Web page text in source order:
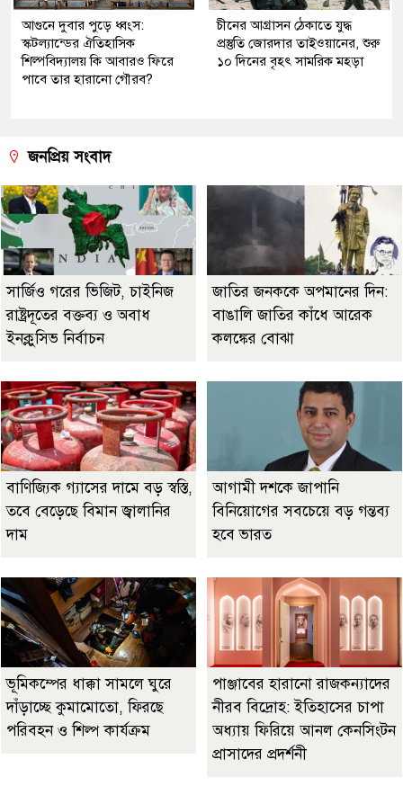
আগুনে দুবার পুড়ে ধ্বংস:
স্কটল্যান্ডের ঐতিহাসিক
শিল্পবিদ্যালয় কি আবারও ফিরে
পাবে তার হারানো গৌরব?
চীনের আগ্রাসন ঠেকাতে যুদ্ধ
প্রস্তুতি জোরদার তাইওয়ানের, শুরু
১০ দিনের বৃহৎ সামরিক মহড়া
জনপ্রিয় সংবাদ
সার্জিও গরের ভিজিট, চাইনিজ
রাষ্ট্রদূতের বক্তব্য ও অবাধ
ইনক্লুসিভ নির্বাচন
জাতির জনককে অপমানের দিন:
বাঙালি জাতির কাঁধে আরেক
কলঙ্কের বোঝা
বাণিজ্যিক গ্যাসের দামে বড় স্বস্তি,
তবে বেড়েছে বিমান জ্বালানির
দাম
আগামী দশকে জাপানি
বিনিয়োগের সবচেয়ে বড় গন্তব্য
হবে ভারত
ভূমিকম্পের ধাক্কা সামলে ঘুরে
দাঁড়াচ্ছে কুমামোতো, ফিরছে
পরিবহন ও শিল্প কার্যক্রম
পাঞ্জাবের হারানো রাজকন্যাদের
নীরব বিদ্রোহ: ইতিহাসের চাপা
অধ্যায় ফিরিয়ে আনল কেনসিংটন
প্রাসাদের প্রদর্শনী